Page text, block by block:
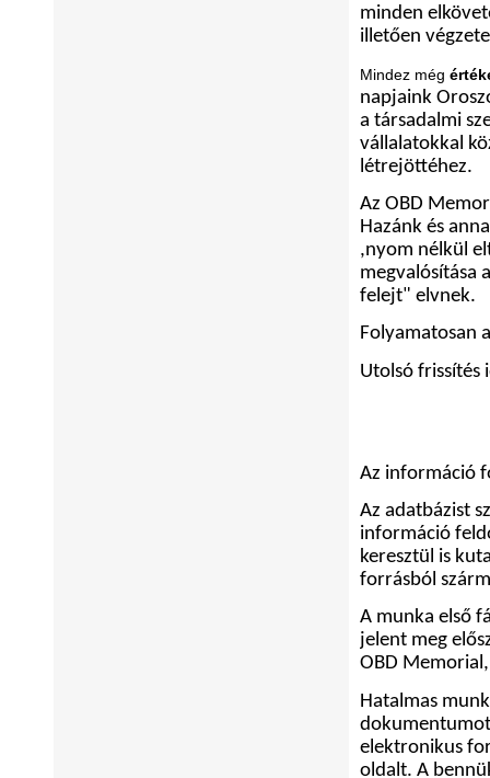
minden
illetően
Mindez még
napjaink
a társadalmi
vállalatokkal
létrejöttéhez.
Az OBD
Hazánk és
,nyom nélkül
megvalósítása
felejt" elvnek.
Folyamatosan
Utolsó frissítés
Az információ
Az adatbázist
információ
keresztül is
forrásból
A munka első
jelent meg
OBD
Hatalmas
elektronikus
oldalt. A